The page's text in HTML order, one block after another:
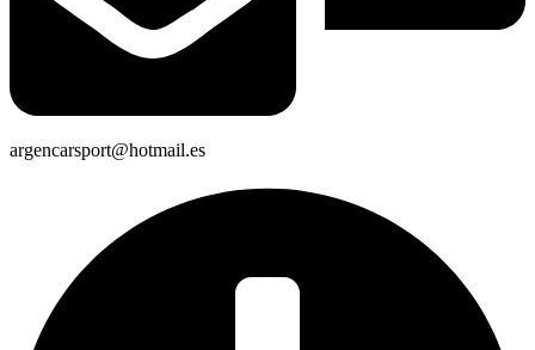
argencarsport@hotmail.es